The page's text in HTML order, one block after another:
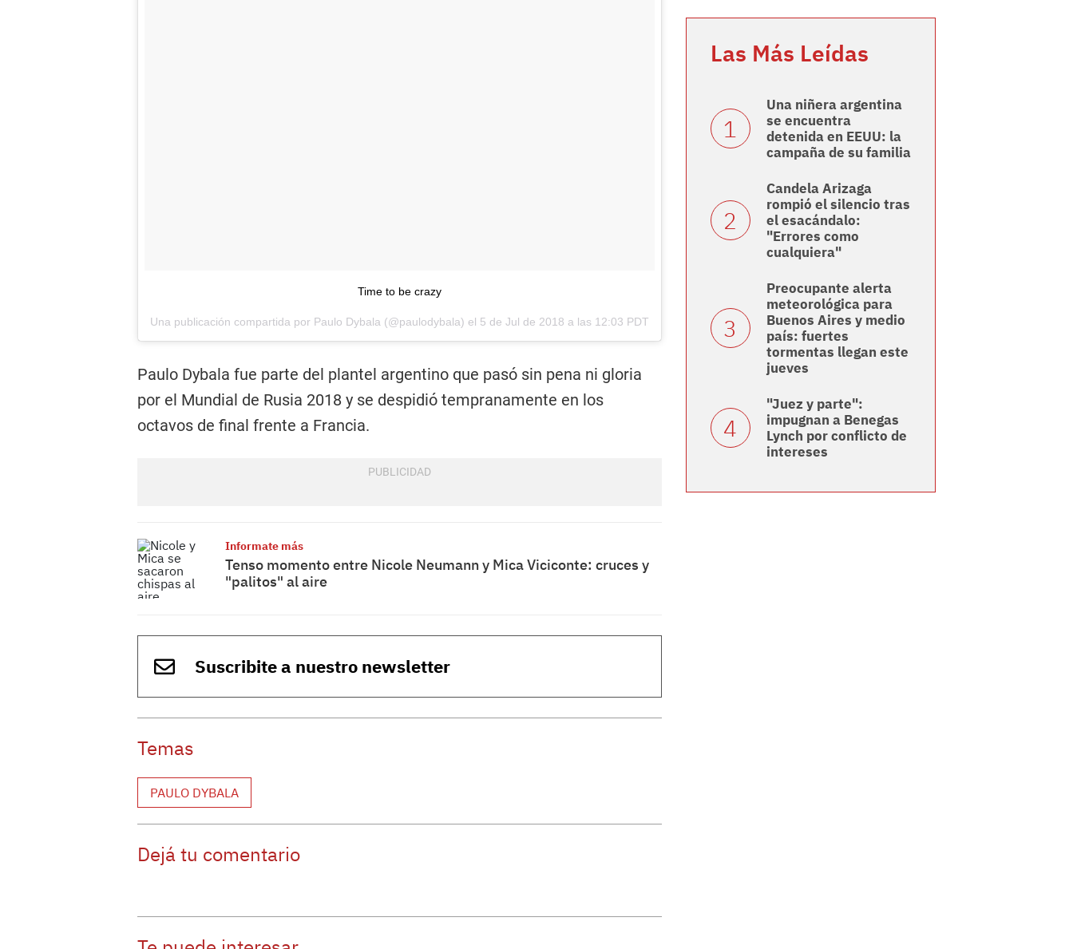
Time to be crazy
Una publicación compartida por Paulo Dybala(@paulodybala) el 5 de Jul de 2018 a las 12:03 PDT
Paulo Dybala fue parte del plantel argentino que pasó sin pena ni gloria
por el Mundial de Rusia 2018 y se despidió tempranamente en los
octavos de final frente a Francia.
Informate más
Tenso momento entre Nicole Neumann y Mica Viciconte: cruces y
"palitos" al aire
Suscribite a nuestro newsletter
Temas
PAULO DYBALA
Dejá tu comentario
Las Más Leídas
Una niñera argentina
se encuentra
detenida en EEUU: la
campaña de su familia
Candela Arizaga
rompió el silencio tras
el esacándalo:
"Errores como
cualquiera"
Preocupante alerta
meteorológica para
Buenos Aires y medio
país: fuertes
tormentas llegan este
jueves
"Juez y parte":
impugnan a Benegas
Lynch por conflicto de
intereses